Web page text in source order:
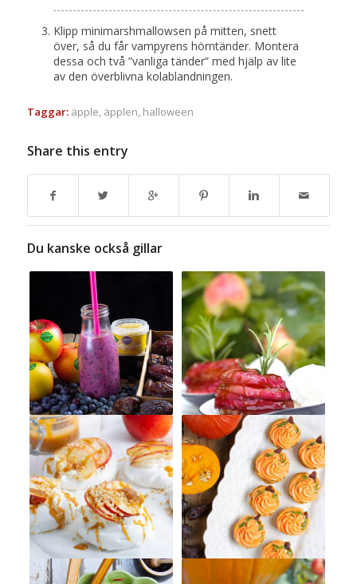
Klipp minimarshmallowsen på mitten, snett
över, så du får vampyrens hörntänder. Montera
dessa och två ”vanliga tänder” med hjälp av lite
av den överblivna kolablandningen.
Taggar: äpple, äpplen, halloween
Share this entry
Du kanske också gillar